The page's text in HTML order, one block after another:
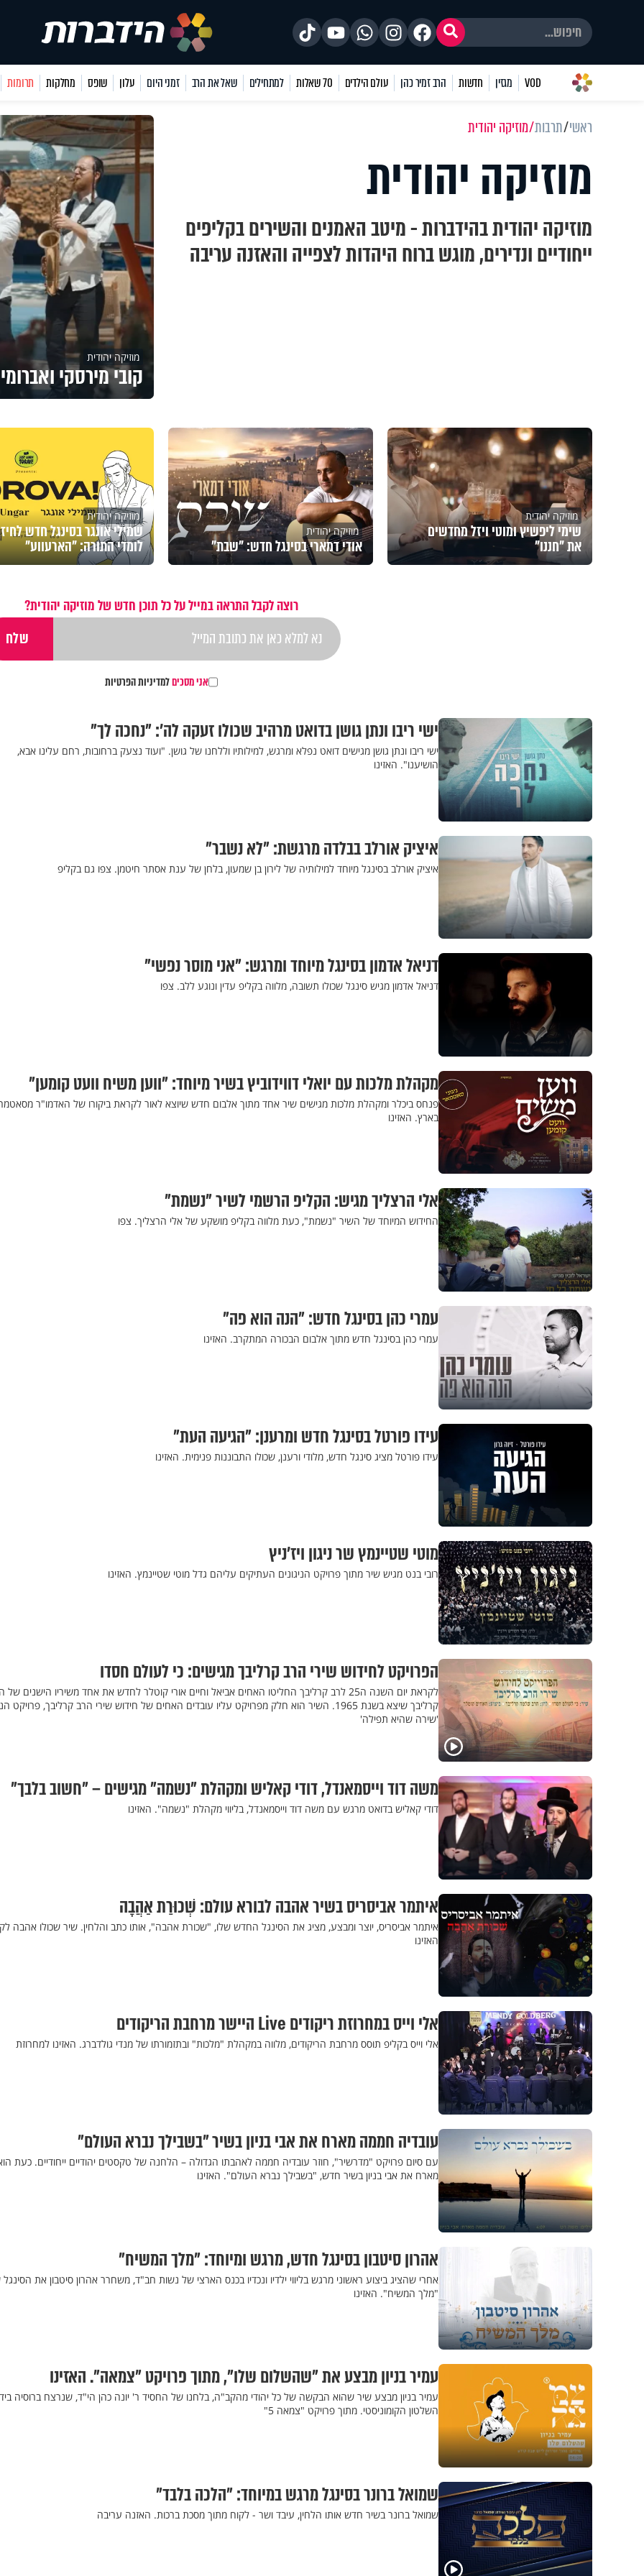
VOD מגזין חדשות הרב זמיר כהן עולם הילדים 70 שאלות למתחילים שאל את הרב זמני היום עלון שופס מחלקות תרומות
ראשי תרבות מוזיקה יהודית
מוזיקה יהודית
מוזיקה יהודית בהידברות - מיטב האמנים והשירים בקליפים
ייחודיים ונדירים, מוגש ברוח היהדות לצפייה והאזנה עריבה
מוזיקה יהודית
קובי מירסקי
מוזיקה יהודית
שימי ליפשיץ ומוטי ויזל מחדשים
את "חננו"
מוזיקה יהודית
אודי דמארי בסינגל חדש: "שבת"
מוזיקה יהודית
שמילי אונגר בסינגל חדש
לומדי התורה: "הארעווע"
רוצה לקבל התראה במייל על כל תוכן חדש של מוזיקה יהודית?
אני מסכיםלמדיניות הפרטיות
ישי ריבו ונתן גושן בדואט מרהיב שכולו זעקה לה’: "נחכה לך"
ישי ריבו ונתן גושן מגישים דואט נפלא ומרגש, למילותיו וללחנו של גושן. "ועוד נצעק ברחובות, רחם עלינו אבא,
הושיענו". האזינו
איציק אורלב בבלדה מרגשת: "לא נשבר"
איציק אורלב בסינגל מיוחד למילותיה של לירון בן שמעון, בלחן של ענת אסתר חיטמן. צפו גם בקליפ
דניאל אדמון בסינגל מיוחד ומרגש: "אני מוסר נפשי"
דניאל אדמון מגיש סינגל שכולו תשובה, מלווה בקליפ עדין ונוגע ללב. צפו
מקהלת מלכות עם יואלי דווידוביץ בשיר מיוחד: "ווען משיח וועט קומען"
פנחס ביכלר ומקהלת מלכות מגישים שיר אחד מתוך אלבום חדש שיוצא לאור לקראת ביקורו של האדמו"ר
בארץ. האזינו
אלי הרצליך מגיש: הקליפ הרשמי לשיר "נשמת"
החידוש המיוחד של השיר "נשמת", כעת מלווה בקליפ מושקע של אלי הרצליך. צפו
עמרי כהן בסינגל חדש: "הנה הוא פה"
עמרי כהן בסינגל חדש מתוך אלבום הבכורה המתקרב. האזינו
עידו פורטל בסינגל חדש ומרענן: "הגיעה העת"
עידו פורטל מציג סינגל חדש, מלודי ורענן, שכולו התבוננות פנימית. האזינו
מוטי שטיינמץ שר ניגון ויז'ניץ
רובי בנט מגיש שיר מתוך פרויקט הניגונים העתיקים עליהם גדל מוטי שטיינמץ. האזינו
הפרויקט לחידוש שירי הרב קרליבך מגישים: כי לעולם חסדו
לקראת יום השנה ה25 לרב קרליבך החליטו האחים אביאל וחיים אורי קוטלר לחדש את אחד משיריו הישנים של
קרליבך שיצא בשנת 1965. השיר הוא חלק מפרויקט עליו עובדים האחים של חידוש שירי הרב קרליבך, פרויקט
'שירה שהיא תפילה'
משה דוד וייסמאנדל, דודי קאליש ומקהלת "נשמה" מגישים – "חשוב בלבך"
דודי קאליש בדואט מרגש עם משה דוד וייסמאנדל, בליווי מקהלת "נשמה". האזינו
איתמר אביסריס בשיר אהבה לבורא עולם: שְׁכוּרַת אַהֲבָה
איתמר אביסריס, יוצר ומבצע, מציג את הסינגל החדש שלו, "שכורת אהבה", אותו כתב והלחין. שיר שכולו אהבה
האזינו
אלי וייס במחרוזת ריקודים Live היישר מרחבת הריקודים
אלי וייס בקליפ תוסס מרחבת הריקודים, מלווה במקהלת "מלכות" ובתזמורתו של מנדי גולדברג. האזינו למחרוזת
עובדיה חממה מארח את אבי בניון בשיר "בשבילך נברא העולם"
עם סיום פרויקט "מדרשיר", חוזר עובדיה חממה לאהבתו הגדולה – הלחנה של טקסטים יהודיים ייחודיים. כעת
מארח את אבי בניון בשיר חדש, "בשבילך נברא העולם". האזינו
אהרון סיטבון בסינגל חדש, מרגש ומיוחד: "מלך המשיח"
אחרי שהציג ביצוע ראשוני מרגש בליווי ילדיו ונכדיו בכנס הארצי של נשות חב"ד, משחרר אהרון סיטבון את הסינגל
"מלך המשיח". האזינו
עמיר בניון מבצע את "שהשלום שלו", מתוך פרויקט "צמאה". האזינו
עמיר בניון מבצע שיר שהוא הבקשה של כל יהודי מהקב"ה, בלחנו של החסיד ר' יונה כהן הי"ד, שנרצח ברוסיה
השלטון הקומוניסטי. מתוך פרויקט "צמאה 5"
שמואל ברונר בסינגל מרגש במיוחד: "הלכה בלבד"
שמואל ברונר בשיר חדש אותו הלחין, עיבד ושר - לקוח מתוך מסכת ברכות. האזנה עריבה